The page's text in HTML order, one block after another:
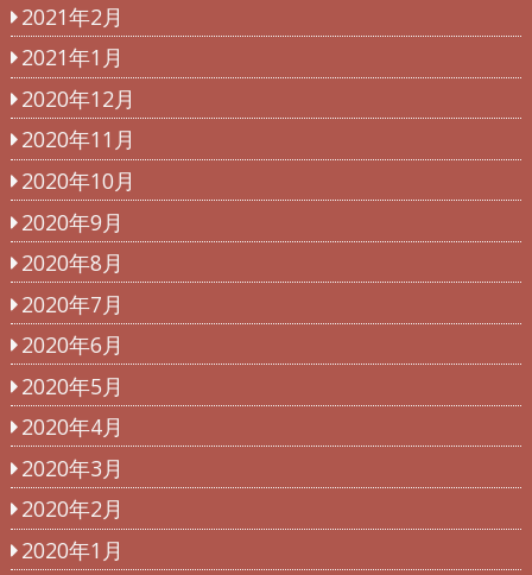
2021年2月
2021年1月
2020年12月
2020年11月
2020年10月
2020年9月
2020年8月
2020年7月
2020年6月
2020年5月
2020年4月
2020年3月
2020年2月
2020年1月